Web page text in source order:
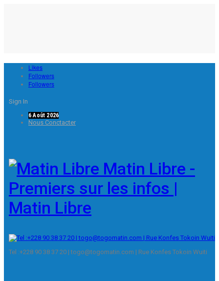
Likes
Followers
Followers
Sign In
6 Août 2026
Nous Conctacter
Matin Libre -
Premiers sur les infos |
Matin Libre
Tel :+228 90 38 37 20 | togo@togomatin.com | Rue Konfes Tokoin Wuiti